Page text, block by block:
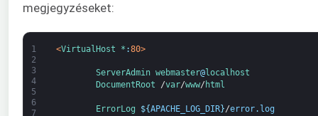
megjegyzéseket:
1
2
3
4
5
6
7
<VirtualHost * :80>
ServerAdmin webmaster@localhost
DocumentRoot
/var/www/ html
ErrorLog ${APACHE_LOG_DIR}/error. log